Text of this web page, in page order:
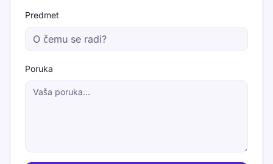
Predmet
Poruka